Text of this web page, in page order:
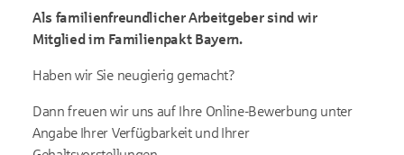
Als familienfreundlicher Arbeitgeber sind wir
Mitglied im Familienpakt Bayern.
Haben wir Sie neugierig gemacht?
Dann freuen wir uns auf Ihre Online-Bewerbung unter
Angabe Ihrer Verfügbarkeit und Ihrer